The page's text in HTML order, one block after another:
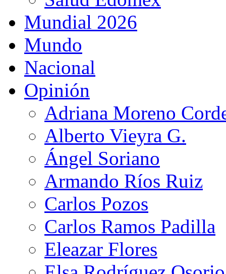
Mundial 2026
Mundo
Nacional
Opinión
Adriana Moreno
Alberto Vieyra G.
Ángel Soriano
Armando Ríos Ruiz
Carlos Pozos
Carlos Ramos Padilla
Eleazar Flores